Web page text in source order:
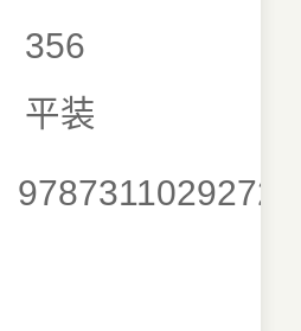
356
平装
9787311029272